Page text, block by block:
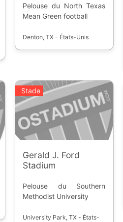
Pelouse du North Texas
Mean Green football
Denton, TX - États-Unis
Stade
Gerald J. Ford
Stadium
Pelouse du Southern
Methodist University
University Park, TX - États-